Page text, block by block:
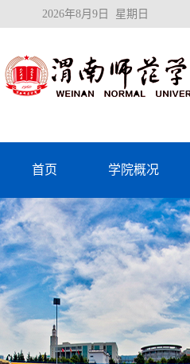
2026年8月9日 星期日
首页 学院概况